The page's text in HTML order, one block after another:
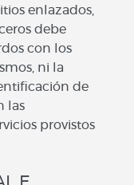
enlazados,
debe
con los
ni la
de
las
provistos